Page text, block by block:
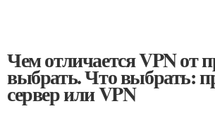
Чем отличается VPN от
выбрать. Что выбрать:
сервер или VPN